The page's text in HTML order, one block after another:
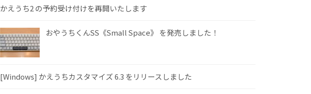
かえうち2 の予約受け付けを再開いたします
おやうちくんSS《Small Space》 を発売しました！
[Windows] かえうちカスタマイズ 6.3 をリリースしました